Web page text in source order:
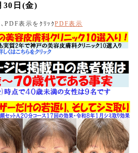
護師）パートタイマーの、募集を
ラド州から施術を受けるために２
護師及び受付スタッフを迎え入れ
の施術技能にご不満を持たれた方
､管理医師が求める技能に到達した
とにしましたのでご安心ください｡
護師が付きっきりで指導しますの
日(金)
PDF表示をｸﾘｯｸPDF表示